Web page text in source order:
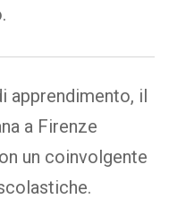
apprendimento, il
a Firenze
un coinvolgente